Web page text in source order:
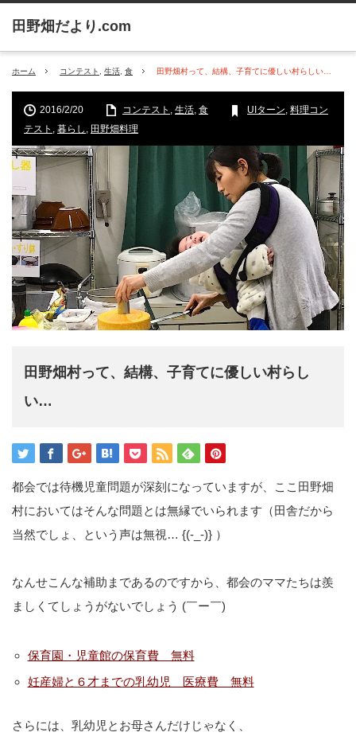
ホーム コンテスト 生活 食 田野畑村って、結構、子育てに優しい村らしい…
2016/2/20 コンテスト , 生活, 食 UIターン, 料理コン
テスト , 暮らし , 田野畑料理
田野畑村って、結構、子育てに優しい村らし
い…
都会では待機児童問題が深刻になっていますが、ここ田野畑
村においてはそんな問題とは無縁でいられます（田舎だから
当然でしょ、という声は無視… {(-_-)} ）
なんせこんな補助まであるのですから、都会のママたちは羨
ましくてしょうがないでしょう (￣ー￣)ゞ
保育園・児童館の保育費 無料
妊産婦と６才までの乳幼児 医療費 無料
さらには、乳幼児とお母さんだけじゃなく、